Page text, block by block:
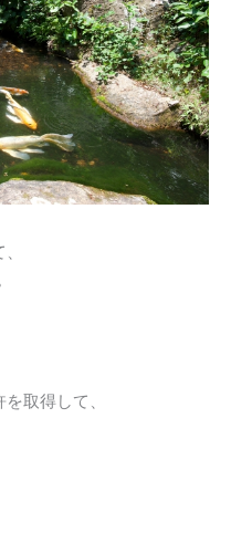
取得して、